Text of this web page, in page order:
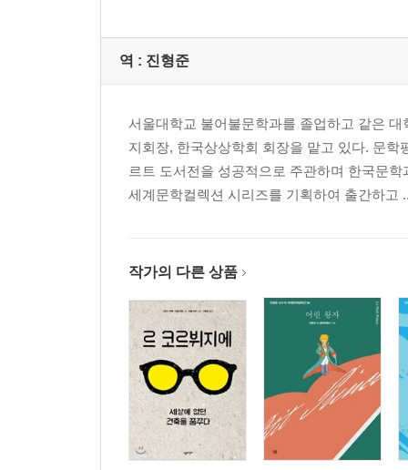
역 : 진형준
서울대학교 불어불문학과를 졸업하고 같은
지회장, 한국상상학회 회장을 맡고 있다. 문
르트 도서전을 성공적으로 주관하며 한국문
세계문학컬렉션 시리즈를 기획하여 출간하고
작가의 다른 상품